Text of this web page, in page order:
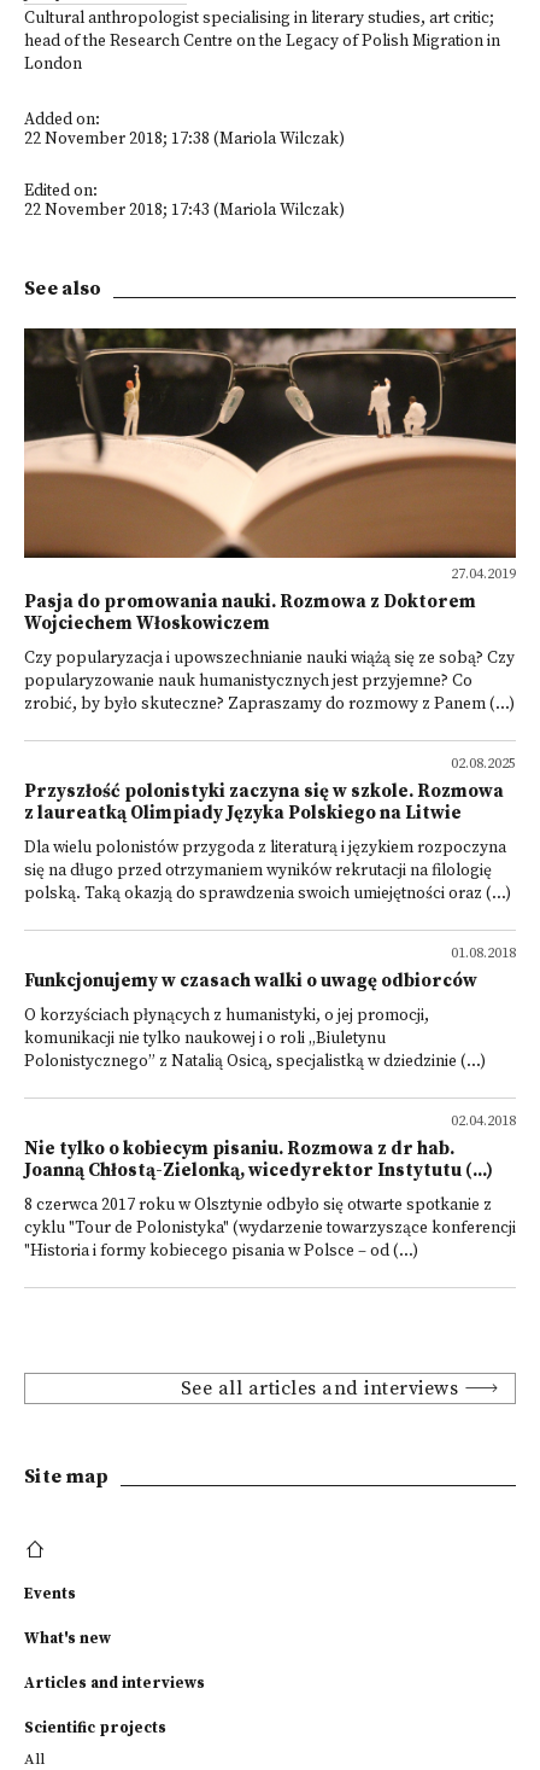
Cultural anthropologist specialising in literary studies, art critic;
head of the Research Centre on the Legacy of Polish Migration in
London
Added on:
22 November 2018; 17:38 (Mariola Wilczak)
Edited on:
22 November 2018; 17:43 (Mariola Wilczak)
See also
27.04.2019
Pasja do promowania nauki. Rozmowa z Doktorem
Wojciechem Włoskowiczem
Czy popularyzacja i upowszechnianie nauki wiążą się ze sobą? Czy
popularyzowanie nauk humanistycznych jest przyjemne? Co
zrobić, by było skuteczne? Zapraszamy do rozmowy z Panem (...)
02.08.2025
Przyszłość polonistyki zaczyna się w szkole. Rozmowa
z laureatką Olimpiady Języka Polskiego na Litwie
Dla wielu polonistów przygoda z literaturą i językiem rozpoczyna
się na długo przed otrzymaniem wyników rekrutacji na filologię
polską. Taką okazją do sprawdzenia swoich umiejętności oraz (...)
01.08.2018
Funkcjonujemy w czasach walki o uwagę odbiorców
O korzyściach płynących z humanistyki, o jej promocji,
komunikacji nie tylko naukowej i o roli „Biuletynu
Polonistycznego” z Natalią Osicą, specjalistką w dziedzinie (...)
02.04.2018
Nie tylko o kobiecym pisaniu. Rozmowa z dr hab.
Joanną Chłostą-Zielonką, wicedyrektor Instytutu (...)
8 czerwca 2017 roku w Olsztynie odbyło się otwarte spotkanie z
cyklu "Tour de Polonistyka" (wydarzenie towarzyszące konferencji
"Historia i formy kobiecego pisania w Polsce – od (...)
See all articles and interviews
Site map
Events
What's new
Articles and interviews
Scientific projects
All